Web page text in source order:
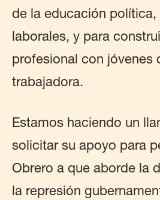
de la educación
laborales, y para
profesional con jóvenes
trabajadora.
Estamos haciendo un
solicitar su apoyo para
Obrero a que aborde la
la represión